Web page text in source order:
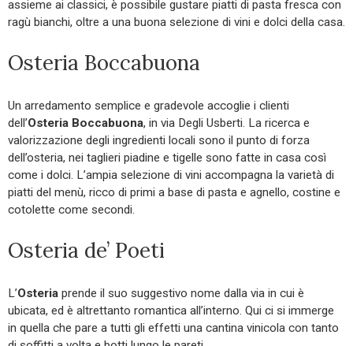
assieme ai classici, è possibile gustare piatti di pasta fresca con
ragù bianchi, oltre a una buona selezione di vini e dolci della casa.
Osteria Boccabuona
Un arredamento semplice e gradevole accoglie i clienti
dell’Osteria Boccabuona, in via Degli Usberti. La ricerca e
valorizzazione degli ingredienti locali sono il punto di forza
dell’osteria, nei taglieri piadine e tigelle sono fatte in casa così
come i dolci. L’ampia selezione di vini accompagna la varietà di
piatti del menù, ricco di primi a base di pasta e agnello, costine e
cotolette come secondi.
Osteria de’ Poeti
L’Osteria prende il suo suggestivo nome dalla via in cui è
ubicata, ed è altrettanto romantica all’interno. Qui ci si immerge
in quella che pare a tutti gli effetti una cantina vinicola con tanto